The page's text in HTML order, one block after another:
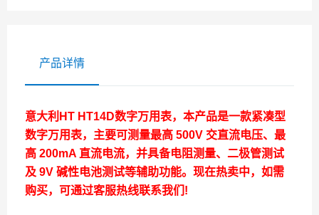
产品详情
意大利HT HT14D数字万用表，本产品是一款紧凑型
数字万用表，主要可测量最高 500V 交直流电压、最
高 200mA 直流电流，并具备电阻测量、二极管测试
及 9V 碱性电池测试等辅助功能。现在热卖中，如需
购买，可通过客服热线联系我们!